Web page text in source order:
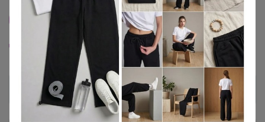
Другие СП организатора Happy Baby
Пристрой организатора Happy Baby